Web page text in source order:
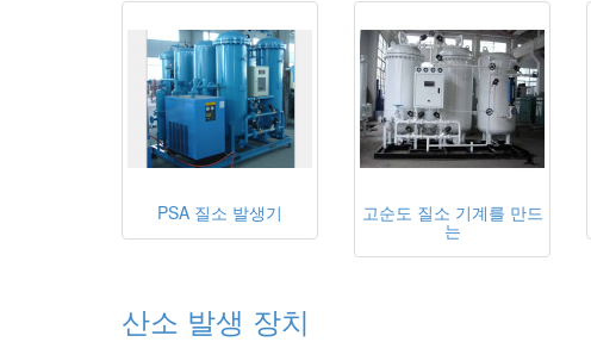
PSA 질소 발생기 고순도 질소 기계를 만드
는
산소 발생 장치